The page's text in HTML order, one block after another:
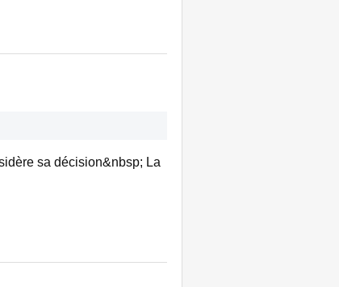
sa décision&nbsp; La